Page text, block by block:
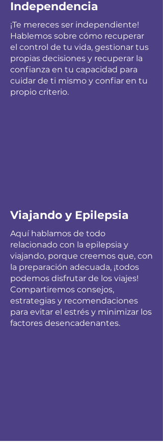
Independencia
¡Te mereces ser independiente!
Hablemos sobre cómo recuperar
el control de tu vida, gestionar tus
propias decisiones y recuperar la
confianza en tu capacidad para
cuidar de ti mismo y confiar en tu
propio criterio.
Viajando y Epilepsia
Aquí hablamos de todo
relacionado con la epilepsia y
viajando, porque creemos que, con
la preparación adecuada, ¡todos
podemos disfrutar de los viajes!
Compartiremos consejos,
estrategias y recomendaciones
para evitar el estrés y minimizar los
factores desencadenantes.